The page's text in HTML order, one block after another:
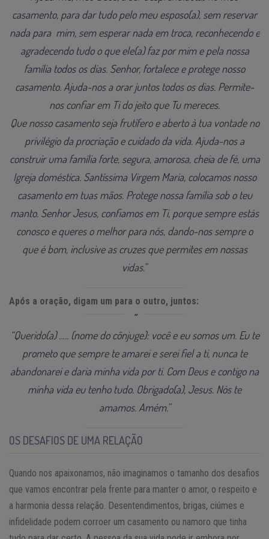
casamento, para dar tudo pelo meu esposo(a), sem reservar
nada para mim, sem esperar nada em troca, reconhecendo e
agradecendo tudo o que ele(a) faz por mim e pela nossa
família todos os dias. Senhor, fortalece e protege nosso
casamento. Ajuda-nos a orar juntos todos os dias. Permite-
nos confiar em Ti do jeito que Tu mereces.
Que nosso casamento seja frutífero e aberto à tua vontade no
privilégio da procriação e cuidado da vida. Ajuda-nos a
construir uma família forte, segura, amorosa, cheia de fé, uma
Igreja doméstica. Santíssima Virgem Maria, colocamos nosso
casamento em tuas mãos. Protege nossa família sob o teu
manto. Senhor Jesus, confiamos em Ti, porque sempre estás
conosco e queres o melhor para nós, dando-nos sempre o
que é bom, inclusive as cruzes que permites em nossas
vidas.”
Após a oração, digam um para o outro, juntos:
“Querido(a) ….. (nome do cônjuge): você e eu somos um. Eu te
prometo que sempre te amarei e serei fiel a ti, nunca te
abandonarei e daria minha vida por ti. Com Deus e contigo na
minha vida eu tenho tudo. Obrigado(a), Jesus. Nós te
amamos. Amém.”
OS DESAFIOS DE UMA RELAÇÃO
Quando nos apaixonamos, não imaginamos o tamanho dos desafios
que vamos encontrar pela frente para manter o amor, o respeito e
a harmonia dessa relação. Desentendimentos, brigas, ciúmes e
infidelidade podem corroer um casamento ou namoro que tinha